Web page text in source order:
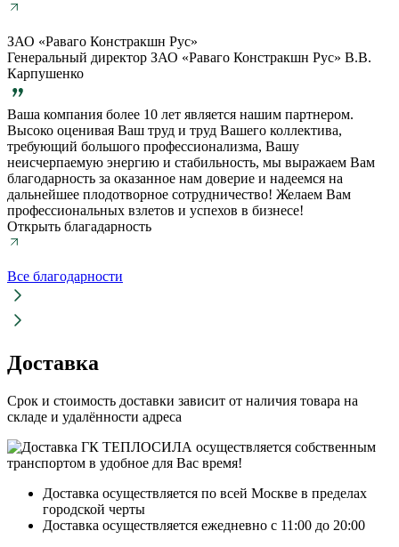
ЗАО «Раваго Констракшн Рус»
Генеральный директор ЗАО «Раваго Констракшн Рус» В.В.
Карпушенко
Ваша компания более 10 лет является нашим партнером.
Высоко оценивая Ваш труд и труд Вашего коллектива,
требующий большого профессионализма, Вашу
неисчерпаемую энергию и стабильность, мы выражаем Вам
благодарность за оказанное нам доверие и надеемся на
дальнейшее плодотворное сотрудничество! Желаем Вам
профессиональных взлетов и успехов в бизнесе!
Открыть благадарность
Все благодарности
Доставка
Срок и стоимость доставки зависит от наличия товара на
складе и удалённости адреса
Доставка осуществляется по всей Москве в пределах
городской черты
Доставка осуществляется ежедневно с 11:00 до 20:00